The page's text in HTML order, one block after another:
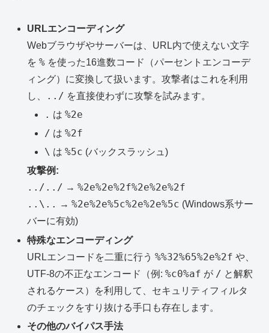
URLエンコーディング
Webブラウザやサーバーは、URL内で使えない文字
を% を使った16進数コード（パーセントエンコーデ
ィング）に変換して扱います。攻撃者はこれを利用
し、
../ を直接使わずに攻撃を試みます。
. は%2e
/ は%2f
\ は%5c (バックスラッシュ)
攻撃例:
../../ →%2e%2e%2f%2e%2e%2f
..\..
→%2e%2e%5c%2e%2e%5c (Windows系サー
バーに有効)
特殊なエンコーディング
URLエンコードを二重に行う%%32%65%2e%2f や、
UTF-8の不正なエンコード（例:%c0%af が / と解釈
されるケース）を利用して、セキュリティフィルタ
のチェックをすり抜ける手口も存在します。
その他のバイパス手法